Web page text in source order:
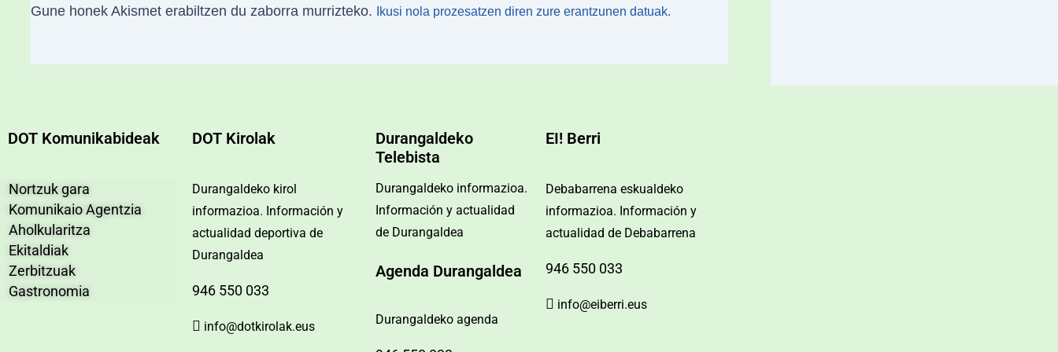
Gune honek Akismet erabiltzen du zaborra murrizteko. Ikusi nola prozesatzen diren zure erantzunen datuak.
DOT Komunikabideak
Nortzuk gara
Komunikaio Agentzia
Aholkularitza
Ekitaldiak
Zerbitzuak
Gastronomia
DOT Kirolak
Durangaldeko kirol
informazioa. Información y
actualidad deportiva de
Durangaldea
946 550 033
info@dotkirolak.eus
Durangaldeko
Telebista
Durangaldeko informazioa.
Información y actualidad
de Durangaldea
Agenda Durangaldea
Durangaldeko agenda
EI! Berri
Debabarrena eskualdeko
informazioa. Información y
actualidad de Debabarrena
946 550 033
info@eiberri.eus